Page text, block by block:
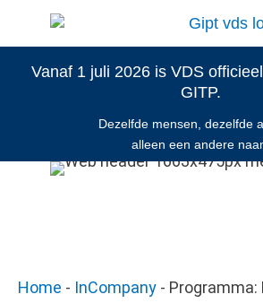
Vanaf 1 juli 2026 is VDS
GITP.
Dezelfde mensen, dezelfde
alleen een andere
Home - InCompany -